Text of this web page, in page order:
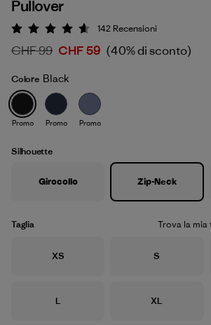
Black
Pullover
Valutazione: 4.6 / 5
142 Recensioni
CHF 99 CHF 59 (40% di sconto)
Colore Black
Promo Promo Promo
Silhouette
Girocollo Zip-Neck
Taglia Trova la mia
Taglia
XS Taglia
S
Taglia
L Taglia
XL